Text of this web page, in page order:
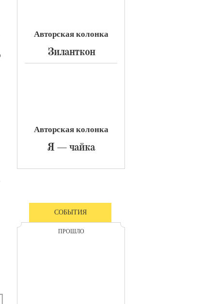
Авторская колонка
​Зиланткон
Авторская колонка
​Я — чайка
СОБЫТИЯ
ПРОШЛО